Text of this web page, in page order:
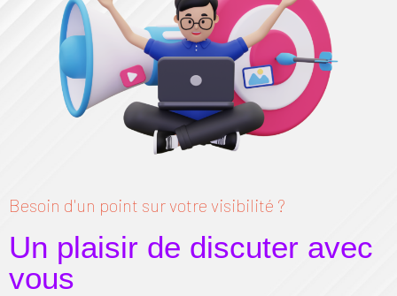
Besoin d'un point sur votre visibilité ?
Un plaisir de discuter avec
vous